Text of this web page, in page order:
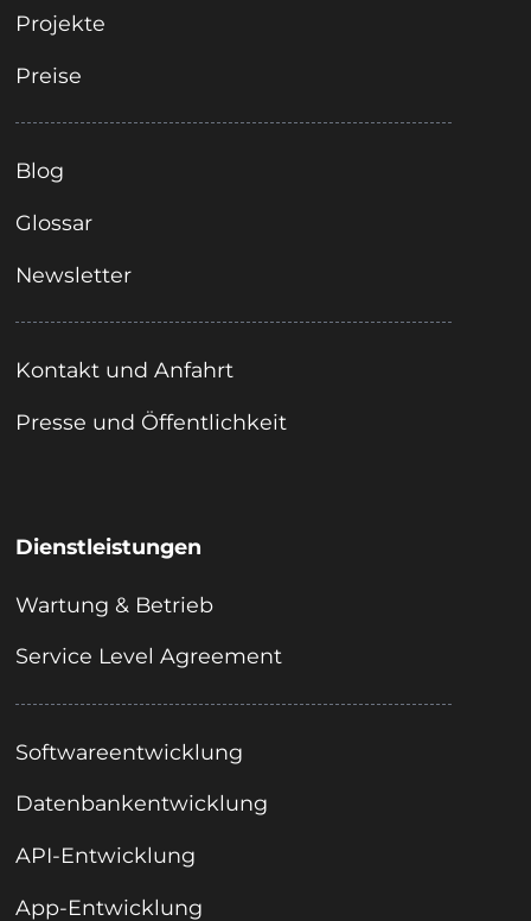
Projekte
Preise
Blog
Glossar
Newsletter
Kontakt und Anfahrt
Presse und Öffentlichkeit
Dienstleistungen
Wartung & Betrieb
Service Level Agreement
Softwareentwicklung
Datenbankentwicklung
API-Entwicklung
App-Entwicklung